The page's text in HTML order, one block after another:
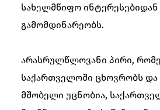
სახელმწიფო ინტერესებიდან
გამომდინარეობს.
არასრულწლოვანი პირი,
საქართველოში ცხოვრობს
მშობელი უცნობია,